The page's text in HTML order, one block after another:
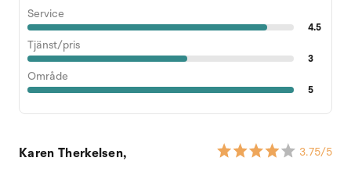
Service
4.5
Tjänst/pris
3
Område
5
Karen Therkelsen, 3.75/5